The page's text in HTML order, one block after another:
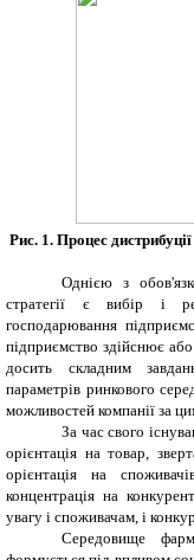
Рис. 1. Процес
Однією з
стратегії є вибір і
господарювання
підприємство здійснює
досить складним
параметрів ринкового
можливостей компанії за
За час свого
орієнтація на товар,
орієнтація на
концентрація на
увагу і споживачам, і
Середовище